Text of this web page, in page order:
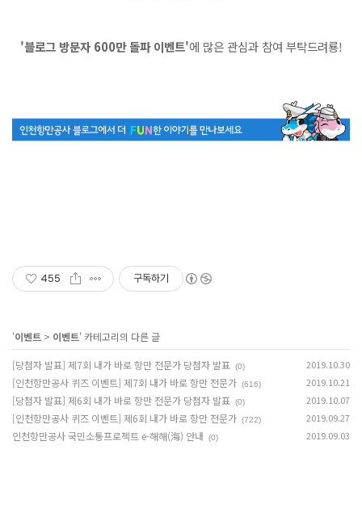
'블로그 방문자 600만 돌파 이벤트'에 많은 관심과 참여 부탁드려룡!
455 구독하기
'이벤트 > 이벤트' 카테고리의 다른 글
[당첨자 발표] 제7회 내가 바로 항만 전문가 당첨자 발표 (0) 2019.10.30
[인천항만공사 퀴즈 이벤트] 제7회 내가 바로 항만 전문가 (616) 2019.10.21
[당첨자 발표] 제6회 내가 바로 항만 전문가 당첨자 발표 (0) 2019.10.07
[인천항만공사 퀴즈 이벤트] 제6회 내가 바로 항만 전문가 (722) 2019.09.27
인천항만공사 국민소통프로젝트 e-해해(海) 안내 (0) 2019.09.03